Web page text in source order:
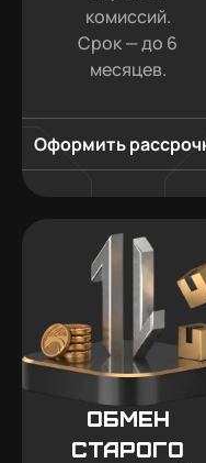
комиссий.
Срок — до 6
месяцев.
Оформить
Обмен
старого